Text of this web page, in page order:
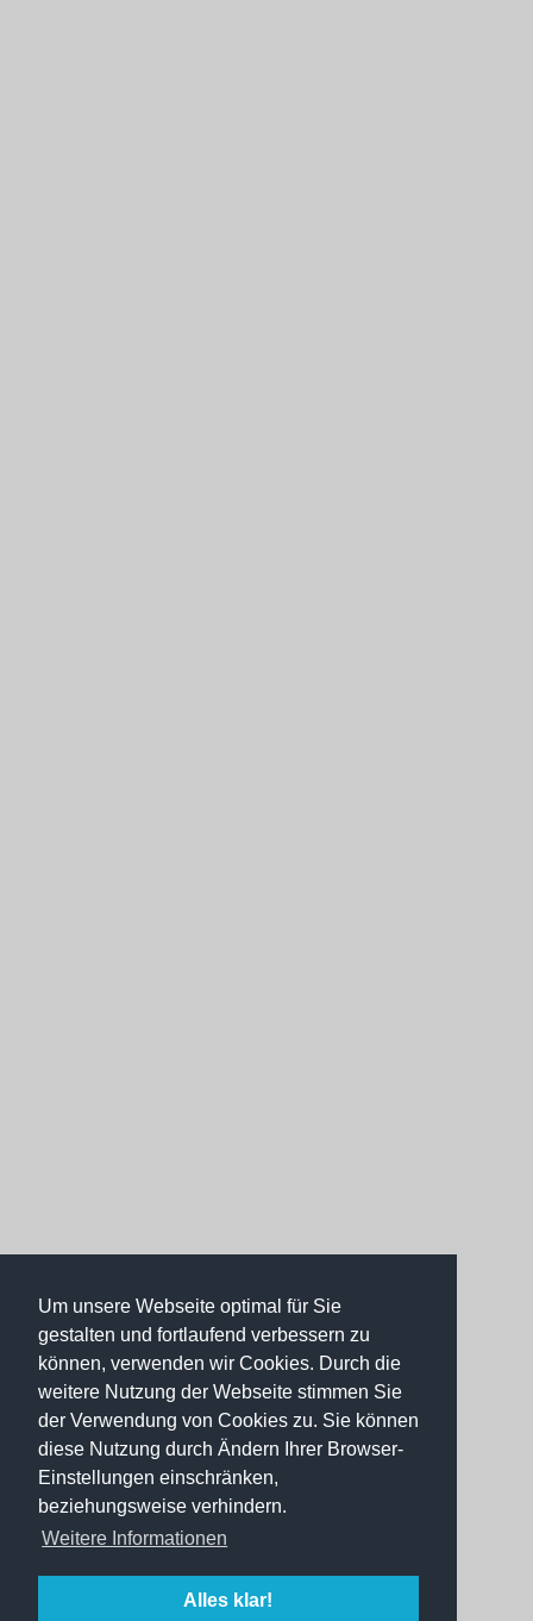
Um unsere Webseite optimal für Sie
gestalten und fortlaufend verbessern zu
können, verwenden wir Cookies. Durch die
weitere Nutzung der Webseite stimmen Sie
der Verwendung von Cookies zu. Sie können
diese Nutzung durch Ändern Ihrer Browser-
Einstellungen einschränken,
beziehungsweise verhindern.
Weitere Informationen
Alles klar!